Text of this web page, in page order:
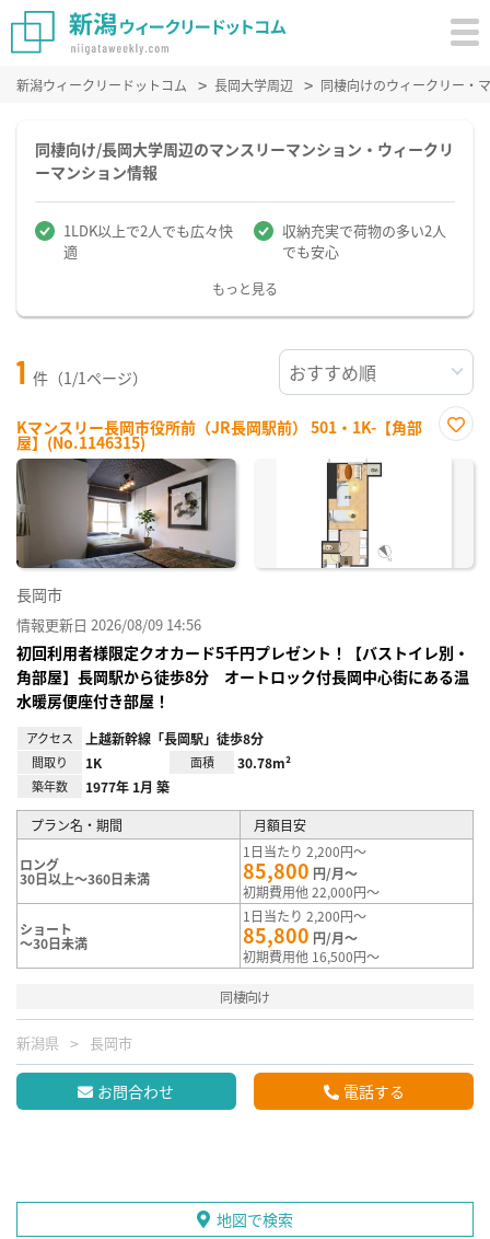
新潟ウィークリードットコム 長岡大学周辺 同棲向けのウィークリー・
同棲向け/長岡大学周辺のマンスリーマンション・ウィークリ
ーマンション情報
1LDK以上で2人でも広々快
適
収納充実で荷物の多い2人
でも安心
もっと見る
1 件（1/1ページ）
Kマンスリー長岡市役所前（JR長岡駅前） 501・1K-【角部
屋】(No.1146315)
に入
長岡市
情報更新日 2026/08/09 14:56
初回利用者様限定クオカード5千円プレゼント！【バストイレ別・
角部屋】長岡駅から徒歩8分 オートロック付長岡中心街にある温
水暖房便座付き部屋！
アクセス 上越新幹線「長岡駅」徒歩8分
間取り 1K 面積 30.78m²
築年数 1977年 1月 築
プラン名・期間 月額目安
ロング
30日以上～360日未満
1日当たり 2,200円～
85,800 円/月～
初期費用他 22,000円～
ショート
～30日未満
1日当たり 2,200円～
85,800 円/月～
初期費用他 16,500円～
同棲向け
新潟県 長岡市
お問合わせ 電話する
地図で検索